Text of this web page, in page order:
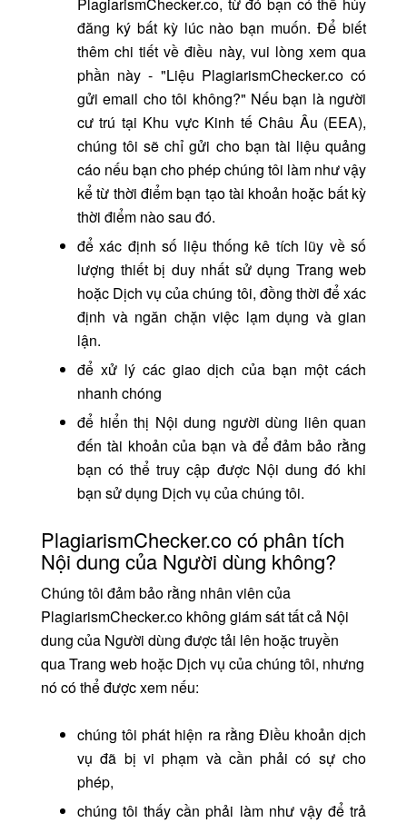
đăng ký bất kỳ lúc nào bạn muốn. Để biết
thêm chi tiết về điều này, vui lòng xem qua
phần này - "Liệu PlagiarismChecker.co có
gửi email cho tôi không?" Nếu bạn là người
cư trú tại Khu vực Kinh tế Châu Âu (EEA),
chúng tôi sẽ chỉ gửi cho bạn tài liệu quảng
cáo nếu bạn cho phép chúng tôi làm như vậy
kể từ thời điểm bạn tạo tài khoản hoặc bất kỳ
thời điểm nào sau đó.
để xác định số liệu thống kê tích lũy về số
lượng thiết bị duy nhất sử dụng Trang web
hoặc Dịch vụ của chúng tôi, đồng thời để xác
định và ngăn chặn việc lạm dụng và gian
lận.
để xử lý các giao dịch của bạn một cách
nhanh chóng
để hiển thị Nội dung người dùng liên quan
đến tài khoản của bạn và để đảm bảo rằng
bạn có thể truy cập được Nội dung đó khi
bạn sử dụng Dịch vụ của chúng tôi.
PlagiarismChecker.co có phân tích
Nội dung của Người dùng không?
Chúng tôi đảm bảo rằng nhân viên của
PlagiarismChecker.co không giám sát tất cả Nội
dung của Người dùng được tải lên hoặc truyền
qua Trang web hoặc Dịch vụ của chúng tôi, nhưng
nó có thể được xem nếu:
chúng tôi phát hiện ra rằng Điều khoản dịch
vụ đã bị vi phạm và cần phải có sự cho
phép,
chúng tôi thấy cần phải làm như vậy để trả